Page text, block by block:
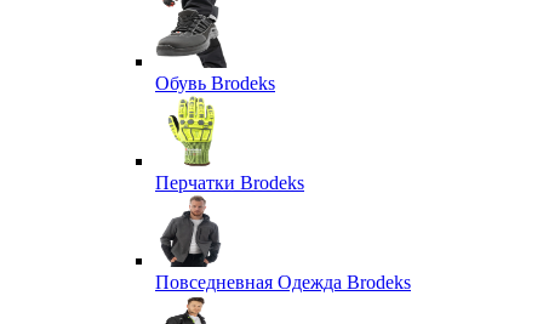
Обувь Brodeks
Перчатки Brodeks
Повседневная Одежда Brodeks